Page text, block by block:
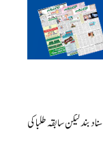
بند لیکن سابقہ طلبا کی